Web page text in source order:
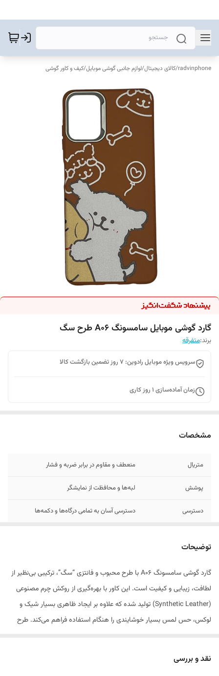
radvinphone
/کالای دیجیتال/لوازم جانبی گوشی موبایل/کیف و کاور گوشی
گارد گوشی موبایل سامسونگ A06 طرح سگ
برند:متفرقه
سرویس ویژه موبایل رادوین: 7 روز تضمین بازگشت کالا
زمان آماده‌سازی 1 روز کاری
مشخصات
متریال منعطف و مقاوم در برابر ضربه و فشار
پوشش لبه‌ها و محافظت از نمایشگر
دسترسی دسترسی آسان به تمامی درگاه‌ها و دکمه‌ها
بالا در برابر خط و خش و استفاده طولانی‌مدت
توضیحات
گارد گوشی سامسونگ A06 با طرح محبوب و فانتزی “سگ”، ترکیبی بی‌نظیر از
لطافت، زیبایی و کیفیت است. این کاور با بهره‌گیری از روکش چرم مصنوعی
(Synthetic Leather) تولید شده که علاوه بر ایجاد ظاهری بسیار شیک و
لوکس، حس لمس بسیار خوشایندی را هنگام استفاده فراهم می‌کند. طرح
نقد و بررسی